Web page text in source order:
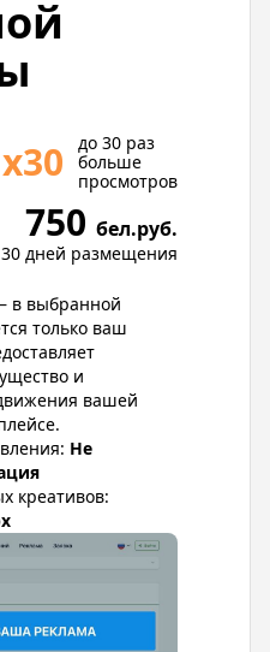
х30
до 30 раз
больше
просмотров
750 бел.руб.
дней размещения
в выбранной
только ваш
и
вашей
Не
креативов: